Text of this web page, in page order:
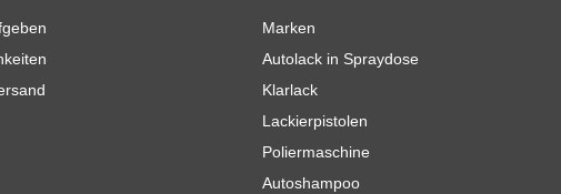
Marken
Autolack in Spraydose
Klarlack
Lackierpistolen
Poliermaschine
Autoshampoo